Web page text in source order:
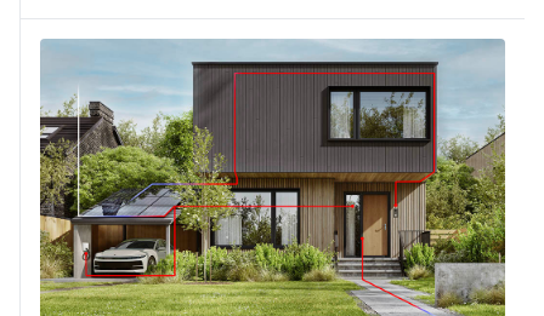
bepalen waar er internet nodig is en t, wordt de basis
gelegd voor een optimale dekking e